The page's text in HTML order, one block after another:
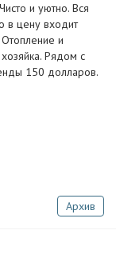
и уютно. Вся
в цену входит
и
Рядом с
150 долларов.
Архив